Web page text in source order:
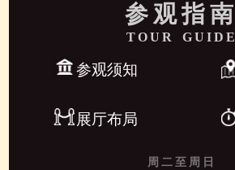
参观指南
TOUR GUIDE
参观须知
展厅布局
周二至周日